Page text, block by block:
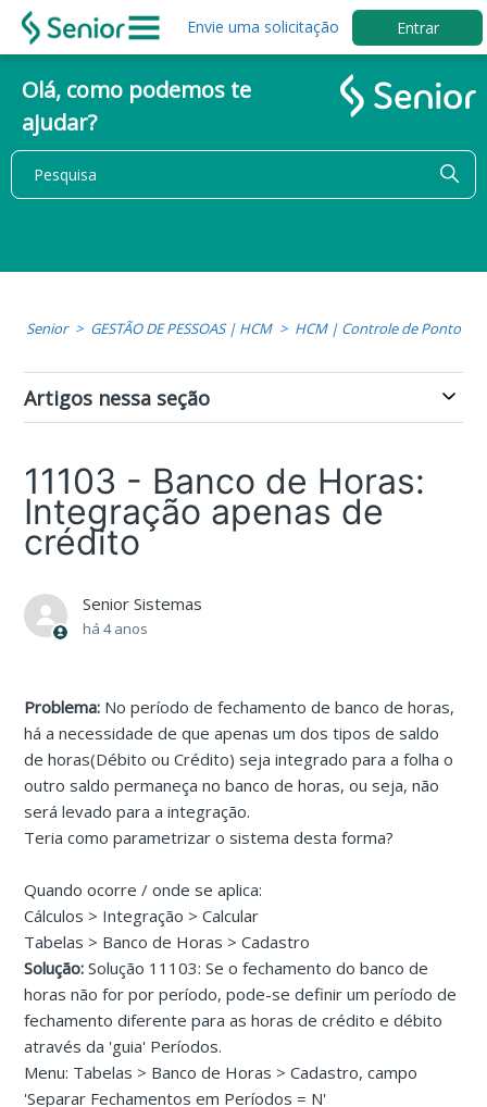
Envie uma solicitação Entrar
Olá, como podemos te
ajudar?
Senior GESTÃO DE PESSOAS | HCM HCM | Controle de Ponto
Artigos nessa seção
11103 - Banco de Horas:
Integração apenas de
crédito
Senior Sistemas
há 4 anos
Problema: No período de fechamento de banco de horas,
há a necessidade de que apenas um dos tipos de saldo
de horas(Débito ou Crédito) seja integrado para a folha o
outro saldo permaneça no banco de horas, ou seja, não
será levado para a integração.
Teria como parametrizar o sistema desta forma?
Quando ocorre / onde se aplica:
Cálculos > Integração > Calcular
Tabelas > Banco de Horas > Cadastro
Solução:Solução 11103: Se o fechamento do banco de
horas não for por período, pode-se definir um período de
fechamento diferente para as horas de crédito e débito
através da 'guia' Períodos.
Menu: Tabelas > Banco de Horas > Cadastro, campo
'Separar Fechamentos em Períodos = N'